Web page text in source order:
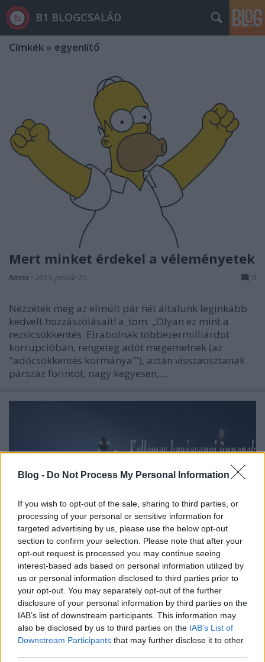
Blog - Do Not Process My Personal Information
If you wish to opt-out of the sale, sharing to third parties, or
processing of your personal or sensitive information for
targeted advertising by us, please use the below opt-out
section to confirm your selection. Please note that after your
opt-out request is processed you may continue seeing
interest-based ads based on personal information utilized by
us or personal information disclosed to third parties prior to
your opt-out. You may separately opt-out of the further
disclosure of your personal information by third parties on the
IAB’s list of downstream participants. This information may
also be disclosed by us to third parties on the IAB’s List of
Downstream Participants that may further disclose it to other
B1 BLOGCSALÁD
Címkék » egyenlítő
Mert minket érdekel a véleményetek
Ninon • 2015. január 21. 0
Nézzétek meg az elmúlt pár hét általunk leginkább
kedvelt hozzászólásait! a_tom: „Olyan ez mint a
rezsicsökkentés. Elrabolnak többezermilliárdot
korrupcióban, rengeteg adót megemelnek (az
"adócsökkentés kormánya"'), aztán visszaosztanak
párszáz forintot, nagy kegyesen,…
Boldog karácsonyt, még a
kormánynak is!
Ficsúrfi• 2014. december 24.